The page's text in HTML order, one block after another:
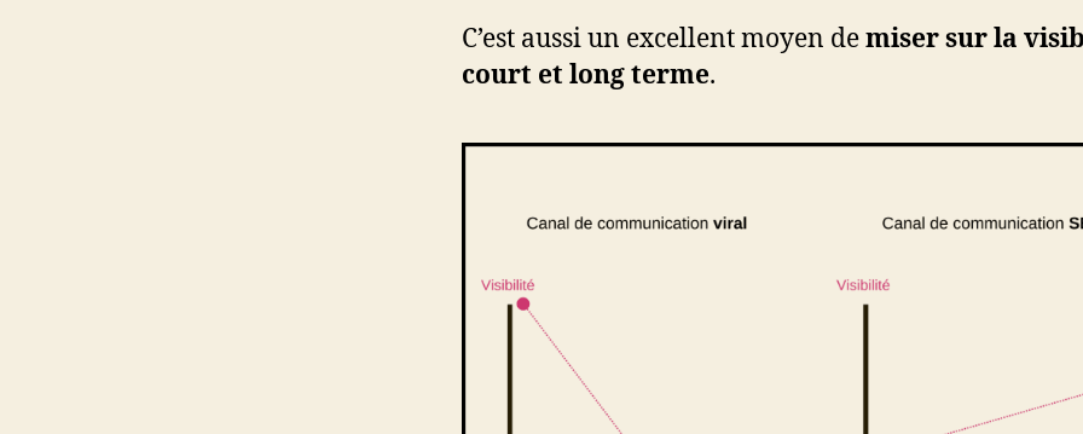
C’est aussi un excellent moyen demiser sur la
court et long terme.